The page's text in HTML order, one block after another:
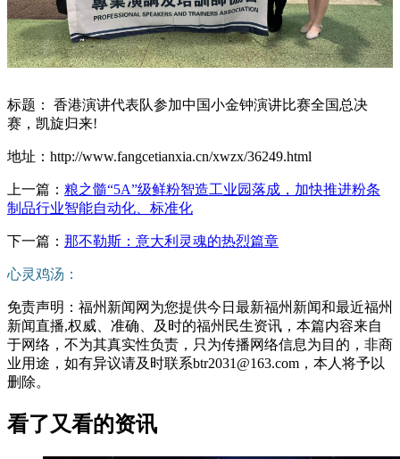
标题： 香港演讲代表队参加中国小金钟演讲比赛全国总决
赛，凯旋归来!
地址：http://www.fangcetianxia.cn/xwzx/36249.html
上一篇： 粮之髓“5A”级鲜粉智造工业园落成，加快推进粉条
制品行业智能自动化、标准化
下一篇： 那不勒斯：意大利灵魂的热烈篇章
心灵鸡汤：
免责声明：福州新闻网为您提供今日最新福州新闻和最近福州
新闻直播,权威、准确、及时的福州民生资讯，本篇内容来自
于网络，不为其真实性负责，只为传播网络信息为目的，非商
业用途，如有异议请及时联系btr2031@163.com，本人将予以
删除。
看了又看的资讯